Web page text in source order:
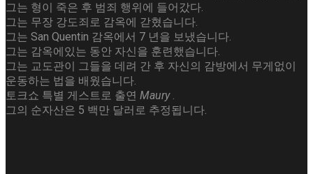
그는 형이 죽은 후 범죄 행위에 들어갔다.
그는 무장 강도죄로 감옥에 갇혔습니다.
그는 San Quentin 감옥에서 7 년을 보냈습니다.
그는 감옥에있는 동안 자신을 훈련했습니다.
그는 교도관이 그들을 데려 간 후 자신의 감방에서 무게없이
운동하는 법을 배웠습니다.
토크쇼 특별 게스트로 출연 Maury.
그의 순자산은 5 백만 달러로 추정됩니다.